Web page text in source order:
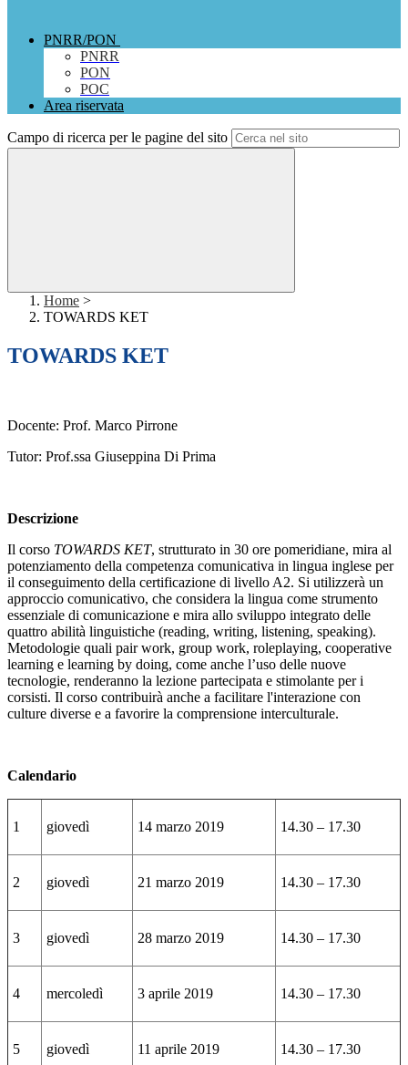
PNRR/PON
PNRR
PON
POC
Area riservata
Campo di ricerca per le pagine del sito
Home >
TOWARDS KET
TOWARDS KET
Docente: Prof. Marco Pirrone
Tutor: Prof.ssa Giuseppina Di Prima
Descrizione
Il corso TOWARDS KET, strutturato in 30 ore pomeridiane, mira al
potenziamento della competenza comunicativa in lingua inglese per
il conseguimento della certificazione di livello A2. Si utilizzerà un
approccio comunicativo, che considera la lingua come strumento
essenziale di comunicazione e mira allo sviluppo integrato delle
quattro abilità linguistiche (reading, writing, listening, speaking).
Metodologie quali pair work, group work, roleplaying, cooperative
learning e learning by doing, come anche l’uso delle nuove
tecnologie, renderanno la lezione partecipata e stimolante per i
corsisti. Il corso contribuirà anche a facilitare l'interazione con
culture diverse e a favorire la comprensione interculturale.
Calendario
1 giovedì 14 marzo 2019 14.30 – 17.30
2 giovedì 21 marzo 2019 14.30 – 17.30
3 giovedì 28 marzo 2019 14.30 – 17.30
4 mercoledì 3 aprile 2019 14.30 – 17.30
5 giovedì 11 aprile 2019 14.30 – 17.30